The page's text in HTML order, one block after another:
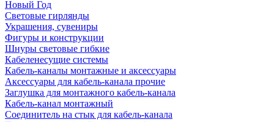
Новый Год
Световые гирлянды
Украшения, сувениры
Фигуры и конструкции
Шнуры световые гибкие
Кабеленесущие системы
Кабель-каналы монтажные и аксессуары
Аксессуары для кабель-канала прочие
Заглушка для монтажного кабель-канала
Кабель-канал монтажный
Соединитель на стык для кабель-канала